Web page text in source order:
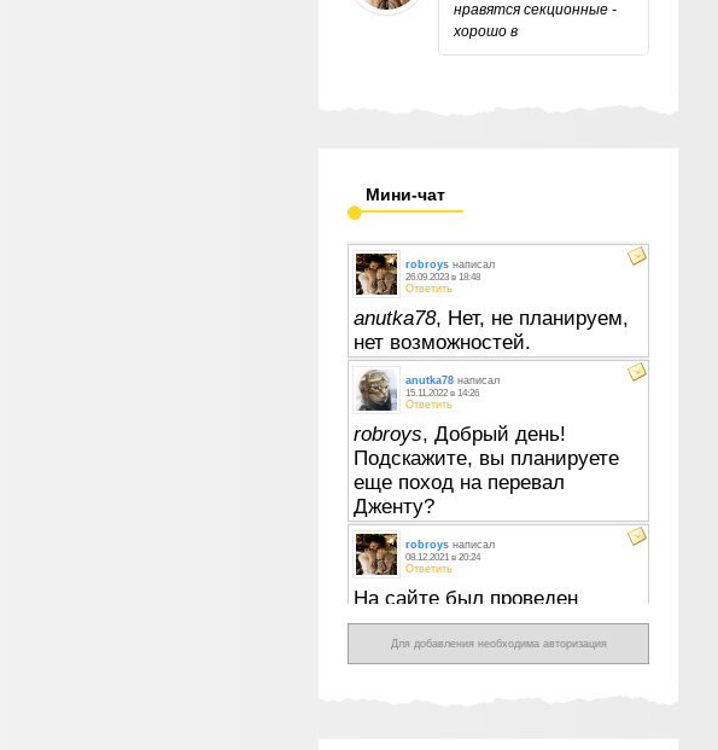
нравятся секционные -
хорошо в
Мини-чат
Для добавления необходима авторизация